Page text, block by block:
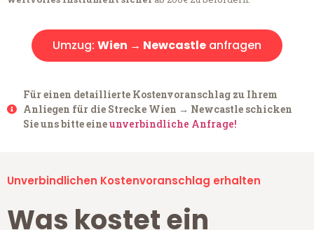
Umzug: Wien → Newcastle anfragen
Für einen detaillierte Kostenvoranschlag zu Ihrem
Anliegen für die Strecke Wien → Newcastle schicken
Sie uns bitte eineunverbindliche Anfrage!
Unverbindlichen Kostenvoranschlag erhalten
Was kostet ein